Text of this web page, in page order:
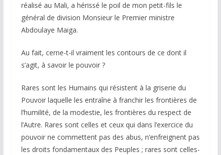
réalisé au Mali, a hérissé le poil de mon petit-fils le
général de division Monsieur le Premier ministre
Abdoulaye Maiga.
Au fait, cerne-t-il vraiment les contours de ce dont il
s’agit, à savoir le pouvoir ?
Rares sont les Humains qui résistent à la griserie du
Pouvoir laquelle les entraîne à franchir les frontières de
l’humilité, de la modestie, les frontières du respect de
l’Autre. Rares sont celles et ceux qui dans l’exercice du
pouvoir ne commettent pas des abus, n’enfreignent pas
les droits fondamentaux des Peuples ; rares sont celles-